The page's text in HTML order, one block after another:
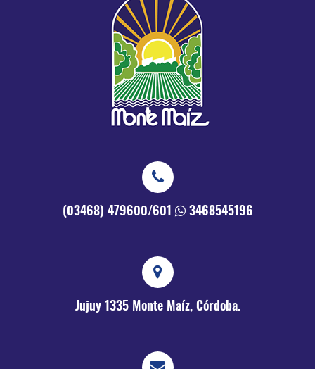
(03468) 479600/601 3468545196
Jujuy 1335 Monte Maíz, Córdoba.